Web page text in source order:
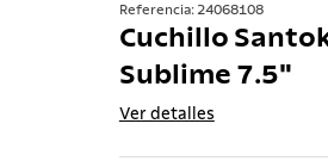
Referencia: 24068108
Cuchillo
Sublime 7.5"
Ver detalles